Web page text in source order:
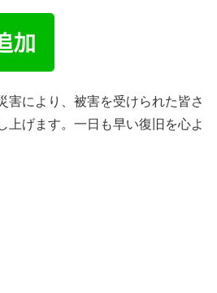
害により、被害を受けられた皆さ
上げます。一日も早い復旧を心よ